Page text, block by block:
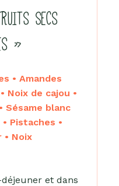
SECS
»
• Amandes
Noix de cajou •
Sésame blanc
Pistaches •
• Noix
et dans